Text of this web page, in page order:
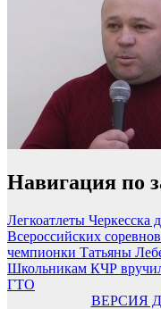
Навигация по
Легкоатлеты Черкесска
Всероссийских
чемпионки Татьяны
Школьникам КЧР
ГТО
ВЕРСИЯ